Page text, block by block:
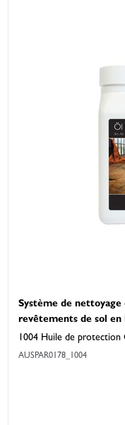
Système de
revêtements de sol
1004 Huile de
AUSPAR0178_1004